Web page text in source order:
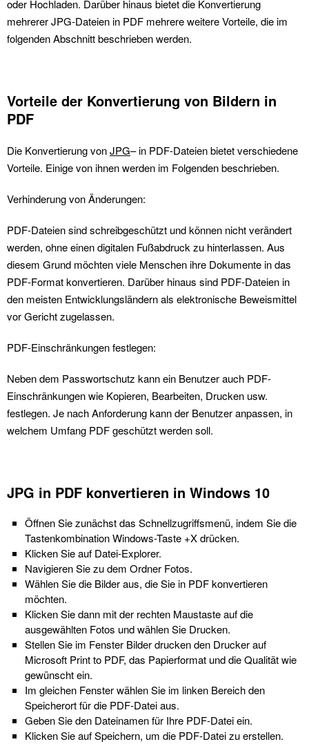
oder Hochladen. Darüber hinaus bietet die Konvertierung
mehrerer JPG-Dateien in PDF mehrere weitere Vorteile, die im
folgenden Abschnitt beschrieben werden.
Vorteile der Konvertierung von Bildern in
PDF
Die Konvertierung vonJPG– in PDF-Dateien bietet verschiedene
Vorteile. Einige von ihnen werden im Folgenden beschrieben.
Verhinderung von Änderungen:
PDF-Dateien sind schreibgeschützt und können nicht verändert
werden, ohne einen digitalen Fußabdruck zu hinterlassen. Aus
diesem Grund möchten viele Menschen ihre Dokumente in das
PDF-Format konvertieren. Darüber hinaus sind PDF-Dateien in
den meisten Entwicklungsländern als elektronische Beweismittel
vor Gericht zugelassen.
PDF-Einschränkungen festlegen:
Neben dem Passwortschutz kann ein Benutzer auch PDF-
Einschränkungen wie Kopieren, Bearbeiten, Drucken usw.
festlegen. Je nach Anforderung kann der Benutzer anpassen, in
welchem Umfang PDF geschützt werden soll.
JPG in PDF konvertieren in Windows 10
Öffnen Sie zunächst das Schnellzugriffsmenü, indem Sie die
Tastenkombination Windows-Taste +X drücken.
Klicken Sie auf Datei-Explorer.
Navigieren Sie zu dem Ordner Fotos.
Wählen Sie die Bilder aus, die Sie in PDF konvertieren
möchten.
Klicken Sie dann mit der rechten Maustaste auf die
ausgewählten Fotos und wählen Sie Drucken.
Stellen Sie im Fenster Bilder drucken den Drucker auf
Microsoft Print to PDF, das Papierformat und die Qualität wie
gewünscht ein.
Im gleichen Fenster wählen Sie im linken Bereich den
Speicherort für die PDF-Datei aus.
Geben Sie den Dateinamen für Ihre PDF-Datei ein.
Klicken Sie auf Speichern, um die PDF-Datei zu erstellen.